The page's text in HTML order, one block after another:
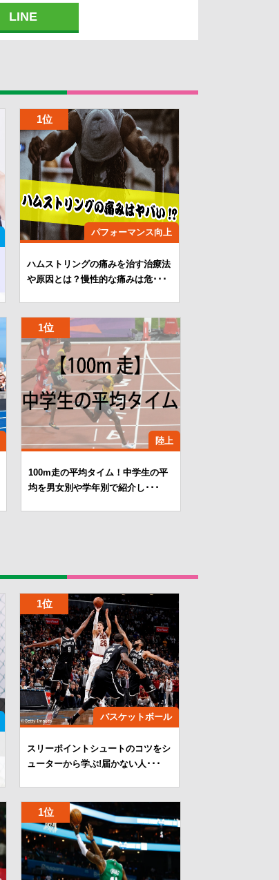
LINE
パフォーマンス向上
ハムストリングの痛みを治す治療法
や原因とは？慢性的な痛みは危･･･
陸上
100m走の平均タイム！中学生の平
均を男女別や学年別で紹介し･･･
バスケットボール
スリーポイントシュートのコツをシ
ューターから学ぶ!届かない人･･･